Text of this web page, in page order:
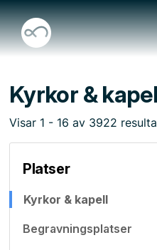
Kyrkor &
Visar 1 - 16 av 3922
Platser
Kyrkor & kapell
Begravningsplatser